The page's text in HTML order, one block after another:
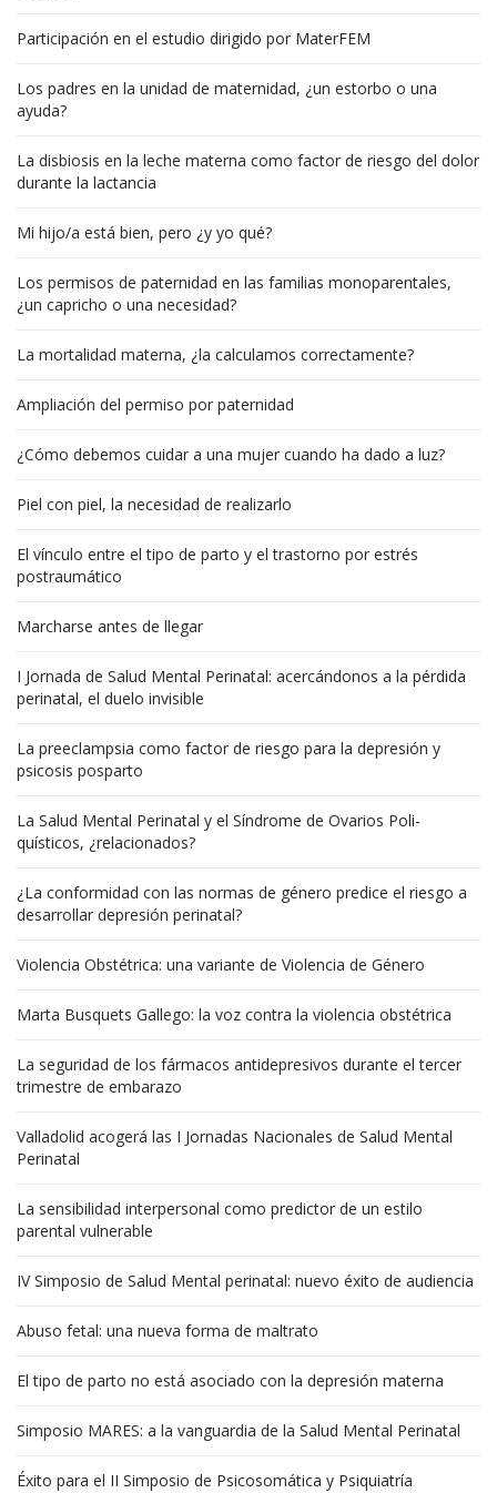
Participación en el estudio dirigido por MaterFEM
Los padres en la unidad de maternidad, ¿un estorbo o una
ayuda?
La disbiosis en la leche materna como factor de riesgo del dolor
durante la lactancia
Mi hijo/a está bien, pero ¿y yo qué?
Los permisos de paternidad en las familias monoparentales,
¿un capricho o una necesidad?
La mortalidad materna, ¿la calculamos correctamente?
Ampliación del permiso por paternidad
¿Cómo debemos cuidar a una mujer cuando ha dado a luz?
Piel con piel, la necesidad de realizarlo
El vínculo entre el tipo de parto y el trastorno por estrés
postraumático
Marcharse antes de llegar
I Jornada de Salud Mental Perinatal: acercándonos a la pérdida
perinatal, el duelo invisible
La preeclampsia como factor de riesgo para la depresión y
psicosis posparto
La Salud Mental Perinatal y el Síndrome de Ovarios Poli-
quísticos, ¿relacionados?
¿La conformidad con las normas de género predice el riesgo a
desarrollar depresión perinatal?
Violencia Obstétrica: una variante de Violencia de Género
Marta Busquets Gallego: la voz contra la violencia obstétrica
La seguridad de los fármacos antidepresivos durante el tercer
trimestre de embarazo
Valladolid acogerá las I Jornadas Nacionales de Salud Mental
Perinatal
La sensibilidad interpersonal como predictor de un estilo
parental vulnerable
IV Simposio de Salud Mental perinatal: nuevo éxito de audiencia
Abuso fetal: una nueva forma de maltrato
El tipo de parto no está asociado con la depresión materna
Simposio MARES: a la vanguardia de la Salud Mental Perinatal
Éxito para el II Simposio de Psicosomática y Psiquiatría